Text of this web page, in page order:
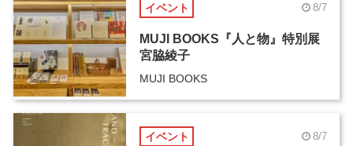
イベント 8/7
MUJI BOOKS『人と物』特別展
宮脇綾子
MUJI BOOKS
イベント 8/7